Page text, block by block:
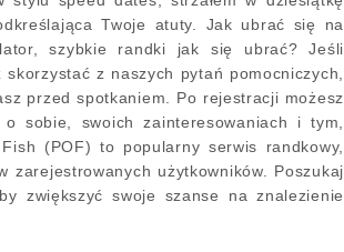
Twoje atuty. Jak ubrać się na
szybkie randki jak się ubrać? Jeśli
z naszych pytań pomocniczych,
przed spotkaniem. Po rejestracji możesz
sobie, swoich zainteresowaniach i tym,
(POF) to popularny serwis randkowy,
użytkowników. Poszukaj
zwiększyć swoje szanse na znalezienie